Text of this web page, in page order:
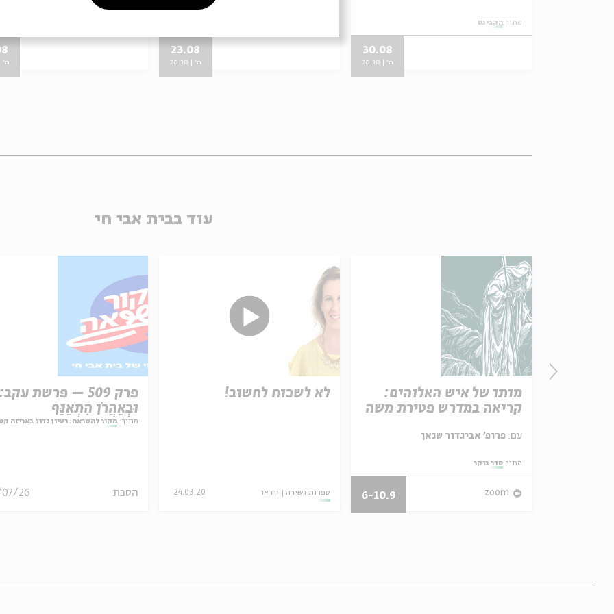
מתוך:הקבינט
30.08
ה' | 20:30
23.08
ה' | 20:30 ה' | 20:30
עוד בבית אבי חי
פרק 509 – פרשת עקב:
וּבְאַהֲרֹן הִתְאַנַּף
מתוך: מקור להשראה: רעיון גדול באריזה
הסכת 26
לא לשכוח לחשוב!
ספרות ושירה וידאו 24.03.20
מותו של איש האלוהים:
קריאה במדרש פטירת משה
עם:
מתוך:סדר בוקר
zoom
6-10.9